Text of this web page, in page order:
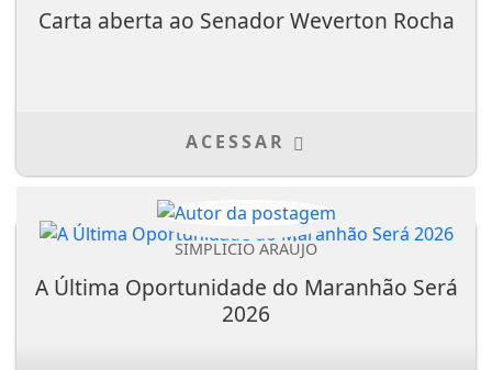
Carta aberta ao Senador Weverton Rocha
ACESSAR
SIMPLICIO ARAÚJO
A Última Oportunidade do Maranhão Será
2026